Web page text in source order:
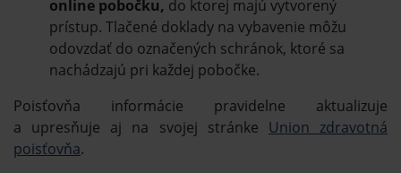
online pobočku, do ktorej majú vytvorený
prístup. Tlačené doklady na vybavenie môžu
odovzdať do označených schránok, ktoré sa
nachádzajú pri každej pobočke.
Poisťovňa informácie pravidelne aktualizuje
a upresňuje aj na svojej stránke Union zdravotná
poisťovňa.